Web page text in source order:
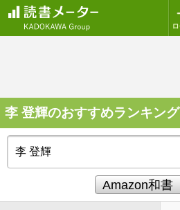
李 登輝のおすすめランキング